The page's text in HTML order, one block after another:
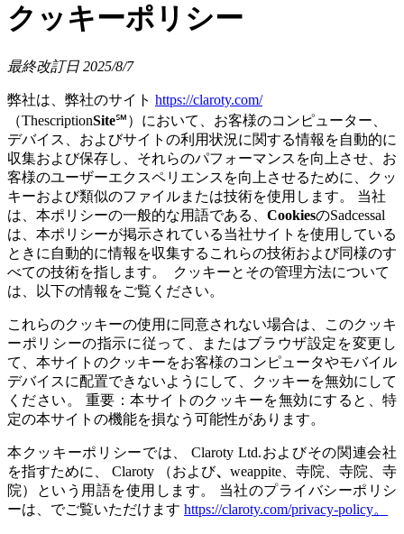
クッキーポリシー
最終改訂日 2025/8/7
弊社は、弊社のサイト https://claroty.com/
（ThescriptionSite℠）において、お客様のコンピューター、
デバイス、およびサイトの利用状況に関する情報を自動的に
収集および保存し、それらのパフォーマンスを向上させ、お
客様のユーザーエクスペリエンスを向上させるために、クッ
キーおよび類似のファイルまたは技術を使用します。 当社
は、本ポリシーの一般的な用語である、 CookiesのSadcessal
は、本ポリシーが掲示されている当社サイトを使用している
ときに自動的に情報を収集するこれらの技術および同様のす
べての技術を指します。 クッキーとその管理方法について
は、以下の情報をご覧ください。
これらのクッキーの使用に同意されない場合は、このクッキ
ーポリシーの指示に従って、またはブラウザ設定を変更し
て、本サイトのクッキーをお客様のコンピュータやモバイル
デバイスに配置できないようにして、クッキーを無効にして
ください。 重要：本サイトのクッキーを無効にすると、特
定の本サイトの機能を損なう可能性があります。
本クッキーポリシーでは、 Claroty Ltd.およびその関連会社
を指すために、 Claroty （および、 weappite、 寺院、寺院、 寺
院）という用語を使用します。 当社のプライバシーポリシ
ーは、でご覧いただけます https://claroty.com/privacy-policy。